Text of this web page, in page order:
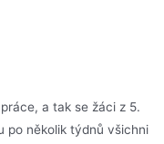
a tak se žáci z 5.
po několik týdnů všichni